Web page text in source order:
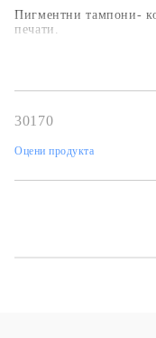
Пигментни тампони-
печати.
30170
Оцени продукта